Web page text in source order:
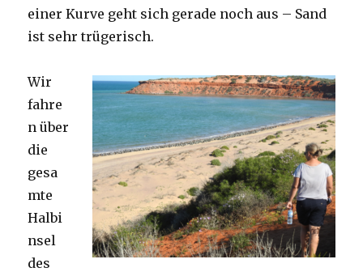
einer Kurve geht sich gerade noch aus – Sand
ist sehr trügerisch.
Wir
fahre
n über
die
gesa
mte
Halbi
nsel
des